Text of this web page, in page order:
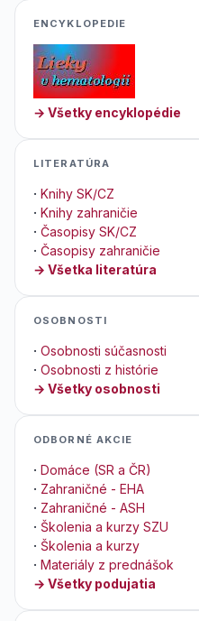
ENCYKLOPEDIE
→ Všetky encyklopédie
LITERATÚRA
· Knihy SK/CZ
· Knihy zahraničie
· Časopisy SK/CZ
· Časopisy zahraničie
→ Všetka literatúra
OSOBNOSTI
· Osobnosti súčasnosti
· Osobnosti z histórie
→ Všetky osobnosti
ODBORNÉ AKCIE
· Domáce (SR a ČR)
· Zahraničné - EHA
· Zahraničné - ASH
· Školenia a kurzy SZU
· Školenia a kurzy
· Materiály z prednášok
→ Všetky podujatia